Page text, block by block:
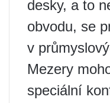
desky, a to
obvodu, se
v
Mezery
speciální